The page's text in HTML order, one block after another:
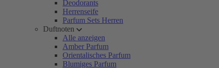
Deodorants
Herrenseife
Parfum Sets Herren
Duftnoten
Alle anzeigen
Amber Parfum
Orientalisches Parfum
Blumiges Parfum